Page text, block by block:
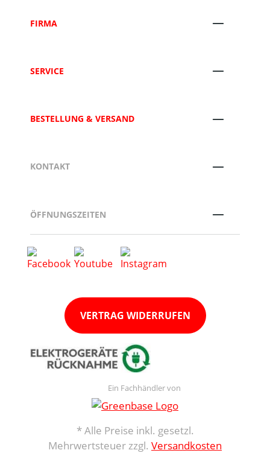
FIRMA
SERVICE
BESTELLUNG & VERSAND
KONTAKT
ÖFFNUNGSZEITEN
VERTRAG WIDERRUFEN
Ein Fachhändler von
* Alle Preise inkl. gesetzl.
Mehrwertsteuer zzgl. Versandkosten